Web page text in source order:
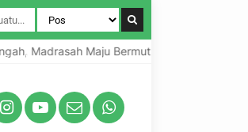
ke-80 Tahun 2026
Madrasah Maju Bermutu Mendunia